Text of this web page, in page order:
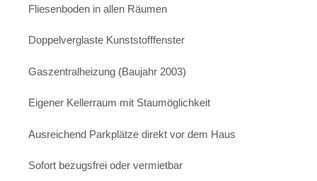
Fliesenboden in allen Räumen
Doppelverglaste Kunststofffenster
Gaszentralheizung (Baujahr 2003)
Eigener Kellerraum mit Staumöglichkeit
Ausreichend Parkplätze direkt vor dem Haus
Sofort bezugsfrei oder vermietbar